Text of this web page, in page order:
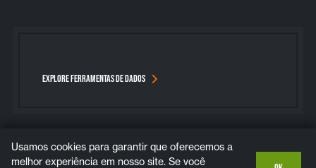
EXPLORE FERRAMENTAS DE DADOS
Bluesky InstagramLinkedIn
Usamos cookies para garantir que oferecemos a
melhor experiência em nosso site. Se você